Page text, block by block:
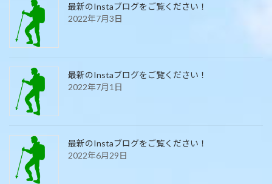
最新のInstaブログをご覧ください！
2022年7月3日
最新のInstaブログをご覧ください！
2022年7月1日
最新のInstaブログをご覧ください！
2022年6月29日